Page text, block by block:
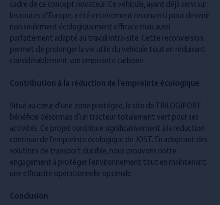
cadre de ce concept novateur. Ce véhicule, ayant déjà servi sur
les routes d'Europe, a été entièrement reconverti pour devenir
non seulement écologiquement efficace mais aussi
parfaitement adapté au travail intra-site. Cette reconversion
permet de prolonger la vie utile du véhicule tout en réduisant
considérablement son empreinte carbone.
Contribution à la réduction de l'empreinte écologique
Situé au cœur d'une zone protégée, le site de TRILOGIPORT
bénéficie désormais d'un tracteur totalement vert pour ses
activités. Ce projet contribue significativement à la réduction
continue de l'empreinte écologique de JOST. En adoptant des
solutions de transport durable, nous prouvons notre
engagement à protéger l'environnement tout en maintenant
une efficacité opérationnelle optimale.
Conclusion